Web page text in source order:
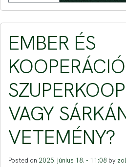
EMBER ÉS
VAGY
VETEMÉNY?
Posted on 2025. június 18. - 11:08 by